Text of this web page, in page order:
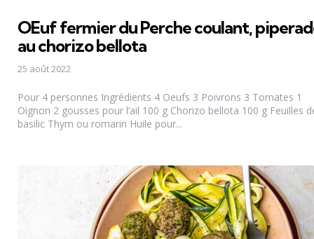
OEuf fermier du Perche coulant,
au chorizo bellota
25 août 2022
Pour 4 personnes Ingrédients 4 Oeufs 3 Poivrons 3 Tomates 1
Oignon 2 gousses pour l’ail 100 g Chorizo bellota 100 g Feuilles
basilic Thym ou romarin Huile pour...